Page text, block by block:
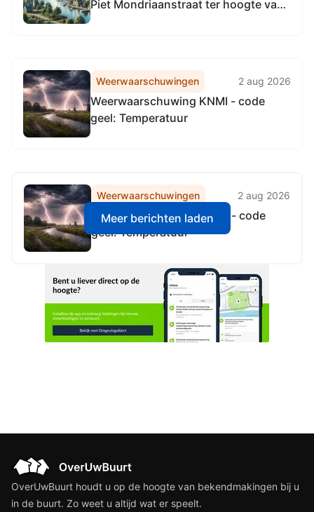
Piet Mondriaanstraat ter hoogte van
Weerwaarschuwingen 2 aug 2026
Weerwaarschuwing KNMI - code
geel: Temperatuur
Weerwaarschuwingen 2 aug 2026
Weerwaarschuwing KNMI - code
geel: Temperatuur
Meer berichten laden
OverUwBuurt houdt u op de hoogte van bekendmakingen bij u
in de buurt. Zo weet u altijd wat er speelt.